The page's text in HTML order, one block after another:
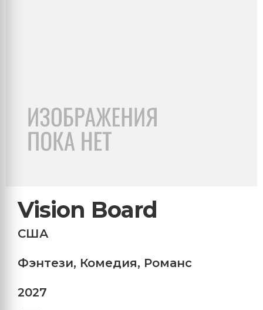
Vision Board
США
Фэнтези, Комедия, Романс
2027